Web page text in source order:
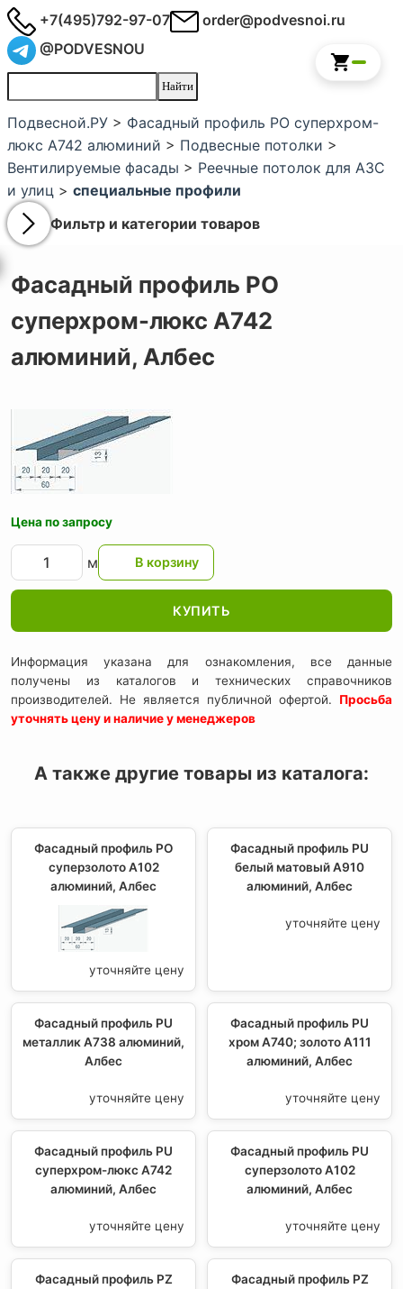
+7(495)792-97-07
order@podvesnoi.ru
@PODVESNOU
Подвесной.РУ > Фасадный профиль PO суперхром-
люкс А742 алюминий > Подвесные потолки >
Вентилируемые фасады > Реечные потолок для АЗС
и улиц > специальные профили
Фильтр и категории товаров
Фасадный профиль PO
суперхром-люкс А742
алюминий, Албес
Цена по запросу
м
КУПИТЬ
Информация указана для ознакомления, все данные
получены из каталогов и технических справочников
производителей. Не является публичной офертой. Просьба
уточнять цену и наличие у менеджеров
А также другие товары из каталога:
Фасадный профиль PO
суперзолото А102
алюминий, Албес
уточняйте цену
Фасадный профиль PU
белый матовый А910
алюминий, Албес
уточняйте цену
Фасадный профиль PU
металлик А738 алюминий,
Албес
уточняйте цену
Фасадный профиль PU
хром А740; золото А111
алюминий, Албес
уточняйте цену
Фасадный профиль PU
суперхром-люкс А742
алюминий, Албес
уточняйте цену
Фасадный профиль PU
суперзолото А102
алюминий, Албес
уточняйте цену
Фасадный профиль PZ
Фасадный профиль PZ